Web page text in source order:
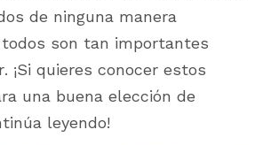
de ninguna manera
son tan importantes
¡Si quieres conocer estos
una buena elección de
leyendo!